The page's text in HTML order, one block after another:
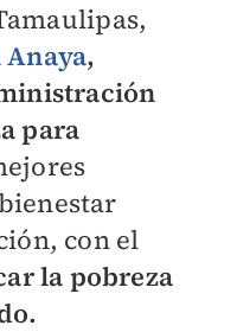
,
para
con el
la pobreza